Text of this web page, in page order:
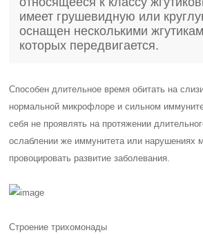
имеет грушевидную или
оснащен несколькими
которых передвигается.
Способен длительное время обитать на
нормальной микрофлоре и сильном
себя не проявлять на протяжении
ослаблении же иммунитета или нарушениях
провоцировать развитие заболевания.
Строение трихомонады